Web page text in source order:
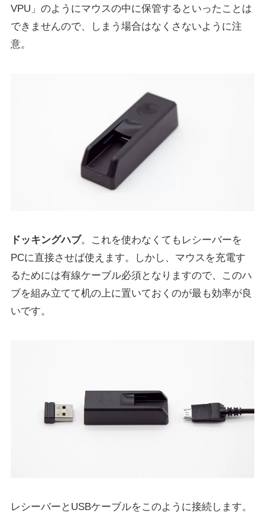
VPU」のようにマウスの中に保管するといったことは
できませんので、しまう場合はなくさないように注
意。
ドッキングハブ。これを使わなくてもレシーバーを
PCに直接させば使えます。しかし、マウスを充電す
るためには有線ケーブル必須となりますので、このハ
ブを組み立てて机の上に置いておくのが最も効率が良
いです。
レシーバーとUSBケーブルをこのように接続します。